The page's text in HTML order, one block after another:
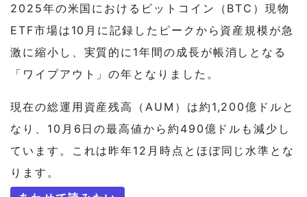
2025年の米国におけるビットコイン（BTC）現物
ETF市場は10月に記録したピークから資産規模が急
激に縮小し、実質的に1年間の成長が帳消しとなる
「ワイプアウト」の年となりました。
現在の総運用資産残高（AUM）は約1,200億ドルと
なり、10月6日の最高値から約490億ドルも減少し
ています。これは昨年12月時点とほぼ同じ水準とな
ります。